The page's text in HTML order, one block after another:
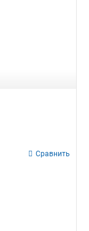
Сравнить